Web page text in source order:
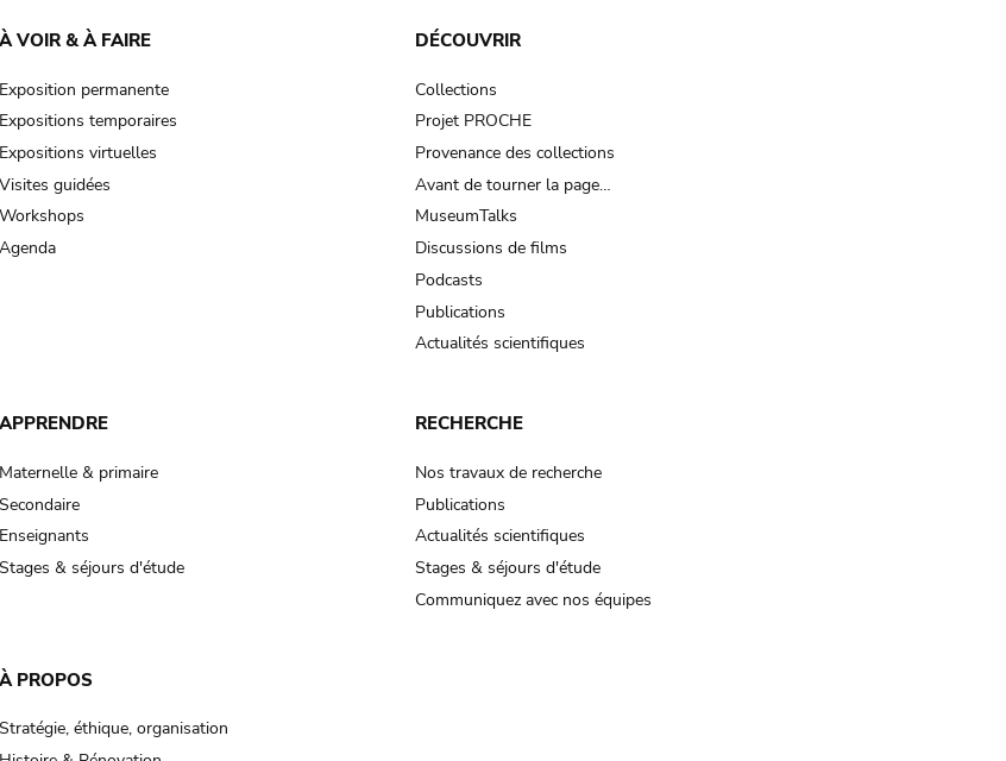
À VOIR & À FAIRE
Exposition permanente
Expositions temporaires
Expositions virtuelles
Visites guidées
Workshops
Agenda
DÉCOUVRIR
Collections
Projet PROCHE
Provenance des collections
Avant de tourner la page…
MuseumTalks
Discussions de films
Podcasts
Publications
Actualités scientifiques
APPRENDRE
Maternelle & primaire
Secondaire
Enseignants
Stages & séjours d'étude
RECHERCHE
Nos travaux de recherche
Publications
Actualités scientifiques
Stages & séjours d'étude
Communiquez avec nos équipes
À PROPOS
Stratégie, éthique, organisation